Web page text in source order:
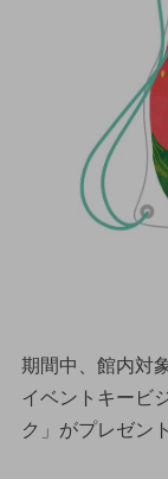
期間中、館内対
イベントキービ
ク」がプレゼン